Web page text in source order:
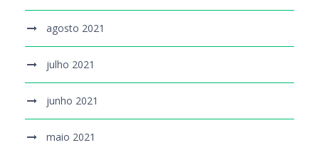
agosto 2021
julho 2021
junho 2021
maio 2021